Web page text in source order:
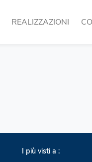
REALIZZAZIONI
I più visti a :